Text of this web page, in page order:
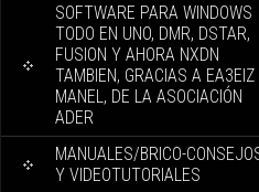
SOFTWARE PARA WINDOWS
TODO EN UNO, DMR, DSTAR,
FUSION Y AHORA NXDN
TAMBIEN, GRACIAS A EA3EIZ
MANEL, DE LA ASOCIACIÓN
ADER
MANUALES/BRICO-
Y VIDEOTUTORIALES